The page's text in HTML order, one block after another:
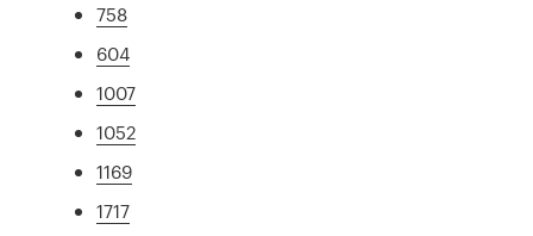
758
604
1007
1052
1169
1717